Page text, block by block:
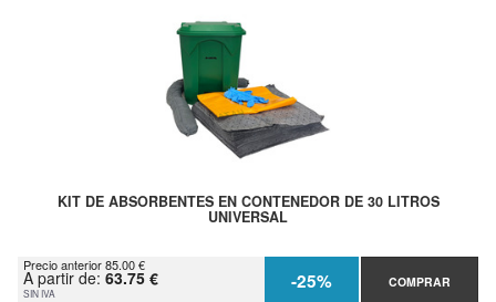
KIT DE ABSORBENTES EN CONTENEDOR DE 30 LITROS
UNIVERSAL
Precio anterior 85.00 €
A partir de: 63.75 €
SIN IVA -25% COMPRAR